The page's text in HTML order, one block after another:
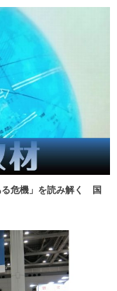
る危機」を読み解く 国